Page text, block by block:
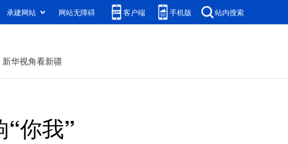
承建网站 网站无障碍 客户端 手机版 站内搜索
新华视角看新疆
你我”